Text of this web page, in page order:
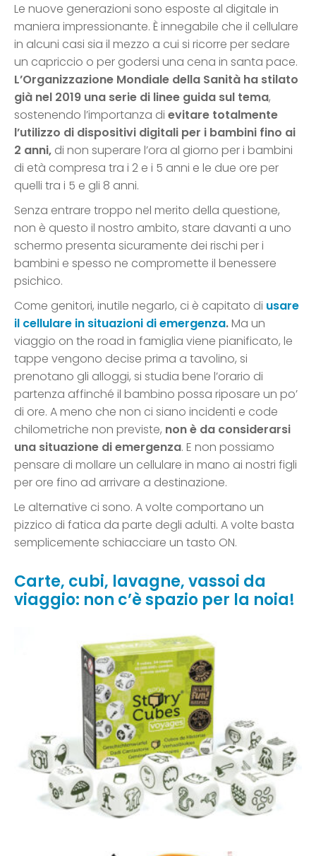
Le nuove generazioni sono esposte al digitale in
maniera impressionante. È innegabile che il cellulare
in alcuni casi sia il mezzo a cui si ricorre per sedare
un capriccio o per godersi una cena in santa pace.
L’Organizzazione Mondiale della Sanità ha stilato
già nel 2019 una serie di linee guida sul tema,
sostenendo l’importanza di evitare totalmente
l’utilizzo di dispositivi digitali per i bambini fino ai
2 anni, di non superare l’ora al giorno per i bambini
di età compresa tra i 2 e i 5 anni e le due ore per
quelli tra i 5 e gli 8 anni.
Senza entrare troppo nel merito della questione,
non è questo il nostro ambito, stare davanti a uno
schermo presenta sicuramente dei rischi per i
bambini e spesso ne compromette il benessere
psichico.
Come genitori, inutile negarlo, ci è capitato di usare
il cellulare in situazioni di emergenza.Ma un
viaggio on the road in famiglia viene pianificato, le
tappe vengono decise prima a tavolino, si
prenotano gli alloggi, si studia bene l’orario di
partenza affinché il bambino possa riposare un po’
di ore. A meno che non ci siano incidenti e code
chilometriche non previste, non è da considerarsi
una situazione di emergenza. E non possiamo
pensare di mollare un cellulare in mano ai nostri figli
per ore fino ad arrivare a destinazione.
Le alternative ci sono. A volte comportano un
pizzico di fatica da parte degli adulti. A volte basta
semplicemente schiacciare un tasto ON.
Carte, cubi, lavagne, vassoi da
viaggio: non c’è spazio per la noia!